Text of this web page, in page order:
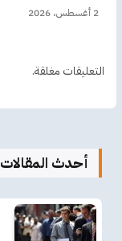
2 أغسطس، 2026
التعليقات مغلقة.
أحدث المقالات